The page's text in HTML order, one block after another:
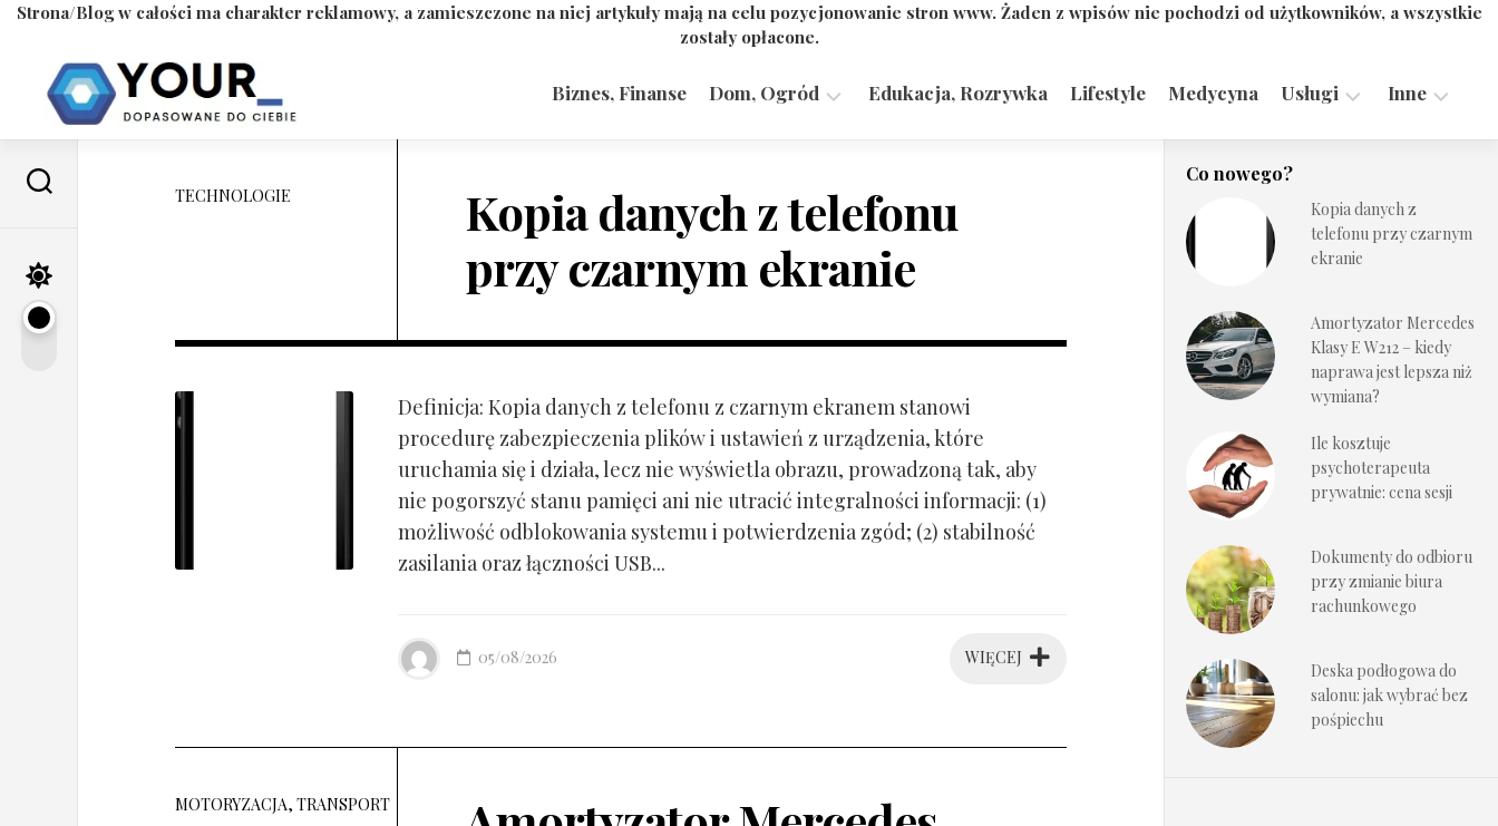
Strona/Blog w całości ma charakter reklamowy, a zamieszczone na niej artykuły mają na celu pozycjonowanie stron www. Żaden z wpisów nie pochodzi od użytkowników, a wszystkie
zostały opłacone.
content
Biznes, Finanse Dom, Ogród Edukacja, Rozrywka Lifestyle Medycyna Usługi
Technologie
Inne
TECHNOLOGIE
Kopia danych z telefonu
przy czarnym ekranie
Definicja: Kopia danych z telefonu z czarnym ekranem stanowi
procedurę zabezpieczenia plików i ustawień z urządzenia, które
uruchamia się i działa, lecz nie wyświetla obrazu, prowadzoną tak, aby
nie pogorszyć stanu pamięci ani nie utracić integralności informacji: (1)
możliwość odblokowania systemu i potwierdzenia zgód; (2) stabilność
zasilania oraz łączności USB...
WIĘCEJ
05/08/2026
MOTORYZACJA, TRANSPORT
Co nowego?
Kopia danych z
telefonu przy czarnym
ekranie
Amortyzator Mercedes
Klasy E W212 – kiedy
naprawa jest lepsza niż
wymiana?
Ile kosztuje
psychoterapeuta
prywatnie: cena sesji
Dokumenty do odbioru
przy zmianie biura
rachunkowego
Deska podłogowa do
salonu: jak wybrać bez
pośpiechu